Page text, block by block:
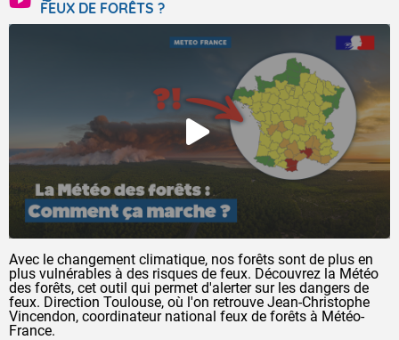
FEUX DE FORÊTS ?
Avec le changement climatique, nos forêts sont de plus en
plus vulnérables à des risques de feux. Découvrez la Météo
des forêts, cet outil qui permet d'alerter sur les dangers de
feux. Direction Toulouse, où l'on retrouve Jean-Christophe
Vincendon, coordinateur national feux de forêts à Météo-
France.